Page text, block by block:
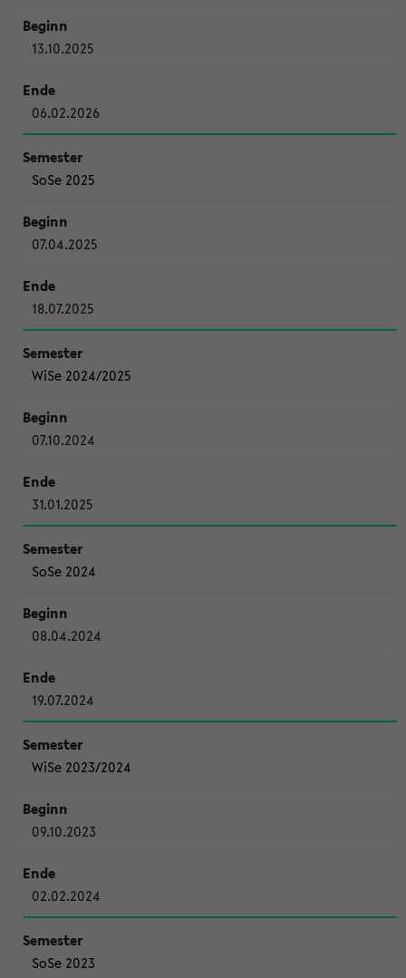
13.10.2025
06.02.2026
SoSe 2025
07.04.2025
18.07.2025
WiSe 2024/2025
07.10.2024
31.01.2025
SoSe 2024
08.04.2024
19.07.2024
WiSe 2023/2024
09.10.2023
02.02.2024
SoSe 2023